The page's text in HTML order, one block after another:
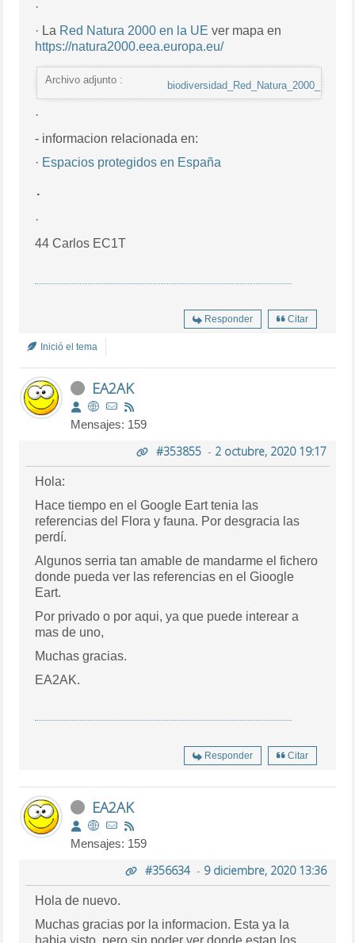
·
· La Red Natura 2000 en la UEver mapa en
https://natura2000.eea.europa.eu/
Archivo adjunto : biodiversidad_Red_Natura_2000_UE.jpg
·
- informacion relacionada en:
· Espacios protegidos en España
·
·
44 Carlos EC1T
Responder Citar
Inició el tema
EA2AK
Mensajes: 159
#353855- 2 octubre, 2020 19:17
Hola:
Hace tiempo en el Google Eart tenia las
referencias del Flora y fauna. Por desgracia las
perdí.
Algunos serria tan amable de mandarme el fichero
donde pueda ver las referencias en el Gioogle
Eart.
Por privado o por aqui, ya que puede interear a
mas de uno,
Muchas gracias.
EA2AK.
Responder Citar
EA2AK
Mensajes: 159
#356634- 9 diciembre, 2020 13:36
Hola de nuevo.
Muchas gracias por la informacion. Esta ya la
habia visto, pero sin poder ver donde estan los